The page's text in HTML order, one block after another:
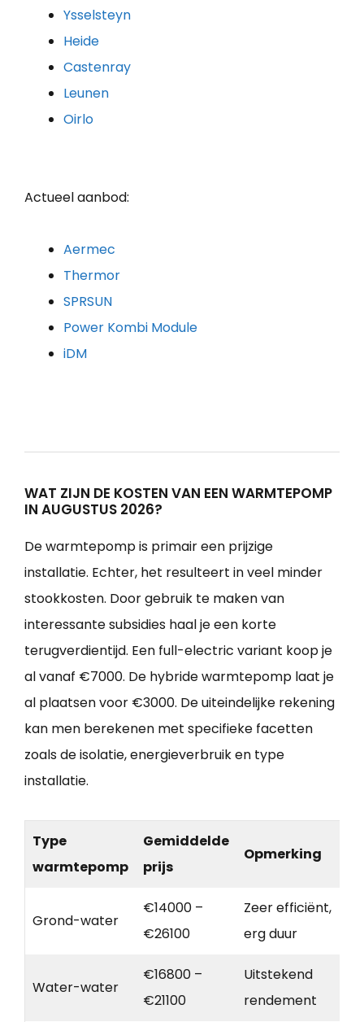
Ysselsteyn
Heide
Castenray
Leunen
Oirlo
Actueel aanbod:
Aermec
Thermor
SPRSUN
Power Kombi Module
iDM
WAT ZIJN DE KOSTEN VAN EEN WARMTEPOMP
IN AUGUSTUS 2026?
De warmtepomp is primair een prijzige
installatie. Echter, het resulteert in veel minder
stookkosten. Door gebruik te maken van
interessante subsidies haal je een korte
terugverdientijd. Een full-electric variant koop je
al vanaf €7000. De hybride warmtepomp laat je
al plaatsen voor €3000. De uiteindelijke rekening
kan men berekenen met specifieke facetten
zoals de isolatie, energieverbruik en type
installatie.
Type
warmtepomp
Gemiddelde
prijs
Opmerking
Grond-water
€14000 –
€26100
Zeer efficiënt,
erg duur
Water-water
€16800 –
€21100
Uitstekend
rendement